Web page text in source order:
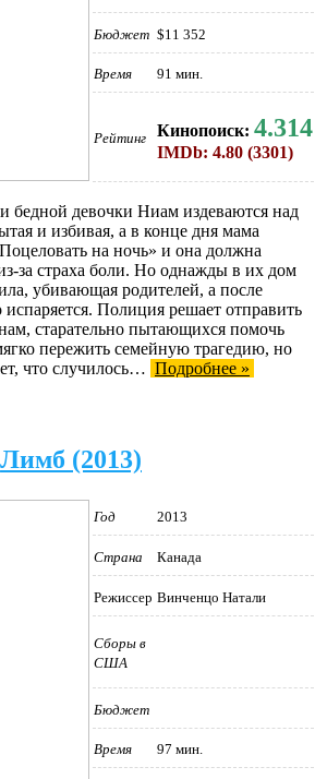
Бюджет $11 352
Время 91 мин.
Рейтинг Кинопоиск: 4.314
IMDb: 4.80 (3301)
бедной девочки Ниам издеваются над
и избивая, а в конце дня мама
на ночь» и она должна
за страха боли. Но однажды в их дом
убивающая родителей, а после
Полиция решает отправить
старательно пытающихся помочь
пережить семейную трагедию, но
что случилось… Подробнее »
Лимб (2013)
Год 2013
Страна Канада
Режиссер Винченцо Натали
Сборы в
США
Бюджет
Время 97 мин.